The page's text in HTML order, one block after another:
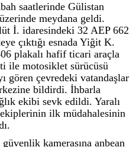
saatlerinde Gülistan
meydana geldi.
İ. idaresindeki 32 AEP 662
çıktığı esnada Yiğit K.
plakalı hafif ticari araçla
ile motosiklet sürücüsü
gören çevredeki vatandaşlar
bildirdi. İhbarla
ekibi sevk edildi. Yaralı
ilk müdahalesinin
kamerasına anbean